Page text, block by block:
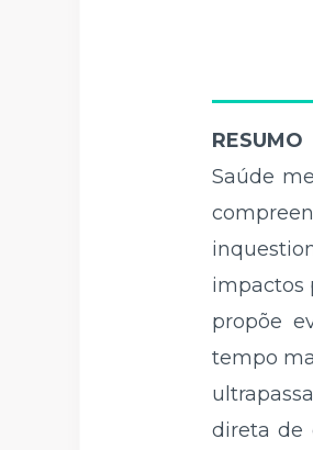
RESUMO
Saúde
impactos
propõe
tempo
direta de